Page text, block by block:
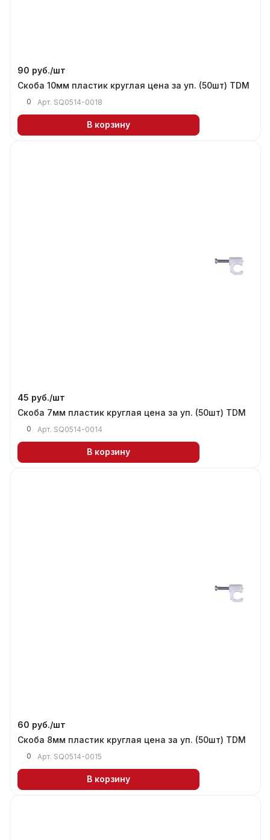
90 руб./шт
Скоба 10мм пластик круглая цена за уп. (50шт) TDM
0 Арт. SQ0514-0018
В корзину
45 руб./шт
Скоба 7мм пластик круглая цена за уп. (50шт) TDM
0 Арт. SQ0514-0014
В корзину
60 руб./шт
Скоба 8мм пластик круглая цена за уп. (50шт) TDM
0 Арт. SQ0514-0015
В корзину